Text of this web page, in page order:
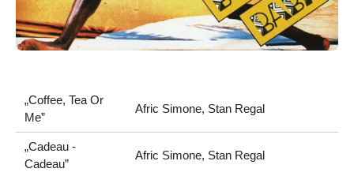
„Coffee, Tea Or
Me”
Afric Simone, Stan Regal
„Cadeau -
Cadeau”
Afric Simone, Stan Regal